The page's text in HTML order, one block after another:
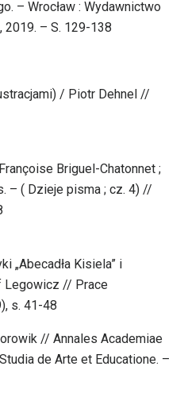
– Wrocław : Wydawnictwo
2019. – S. 129-138
/ Piotr Dehnel //
Briguel-Chatonnet ;
– ( Dzieje pisma ; cz. 4) //
„Abecadła Kisiela” i
Legowicz // Prace
s. 41-48
// Annales Academiae
de Arte et Educatione. –